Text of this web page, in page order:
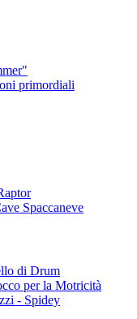
primordiali
Spaccaneve
di Drum
per la Motricità
- Spidey